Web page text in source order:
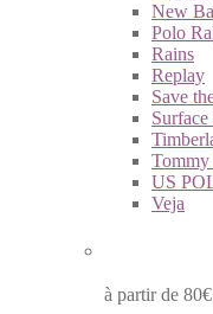
New
Polo
Rains
Replay
Save
US
Veja
à partir de 80€